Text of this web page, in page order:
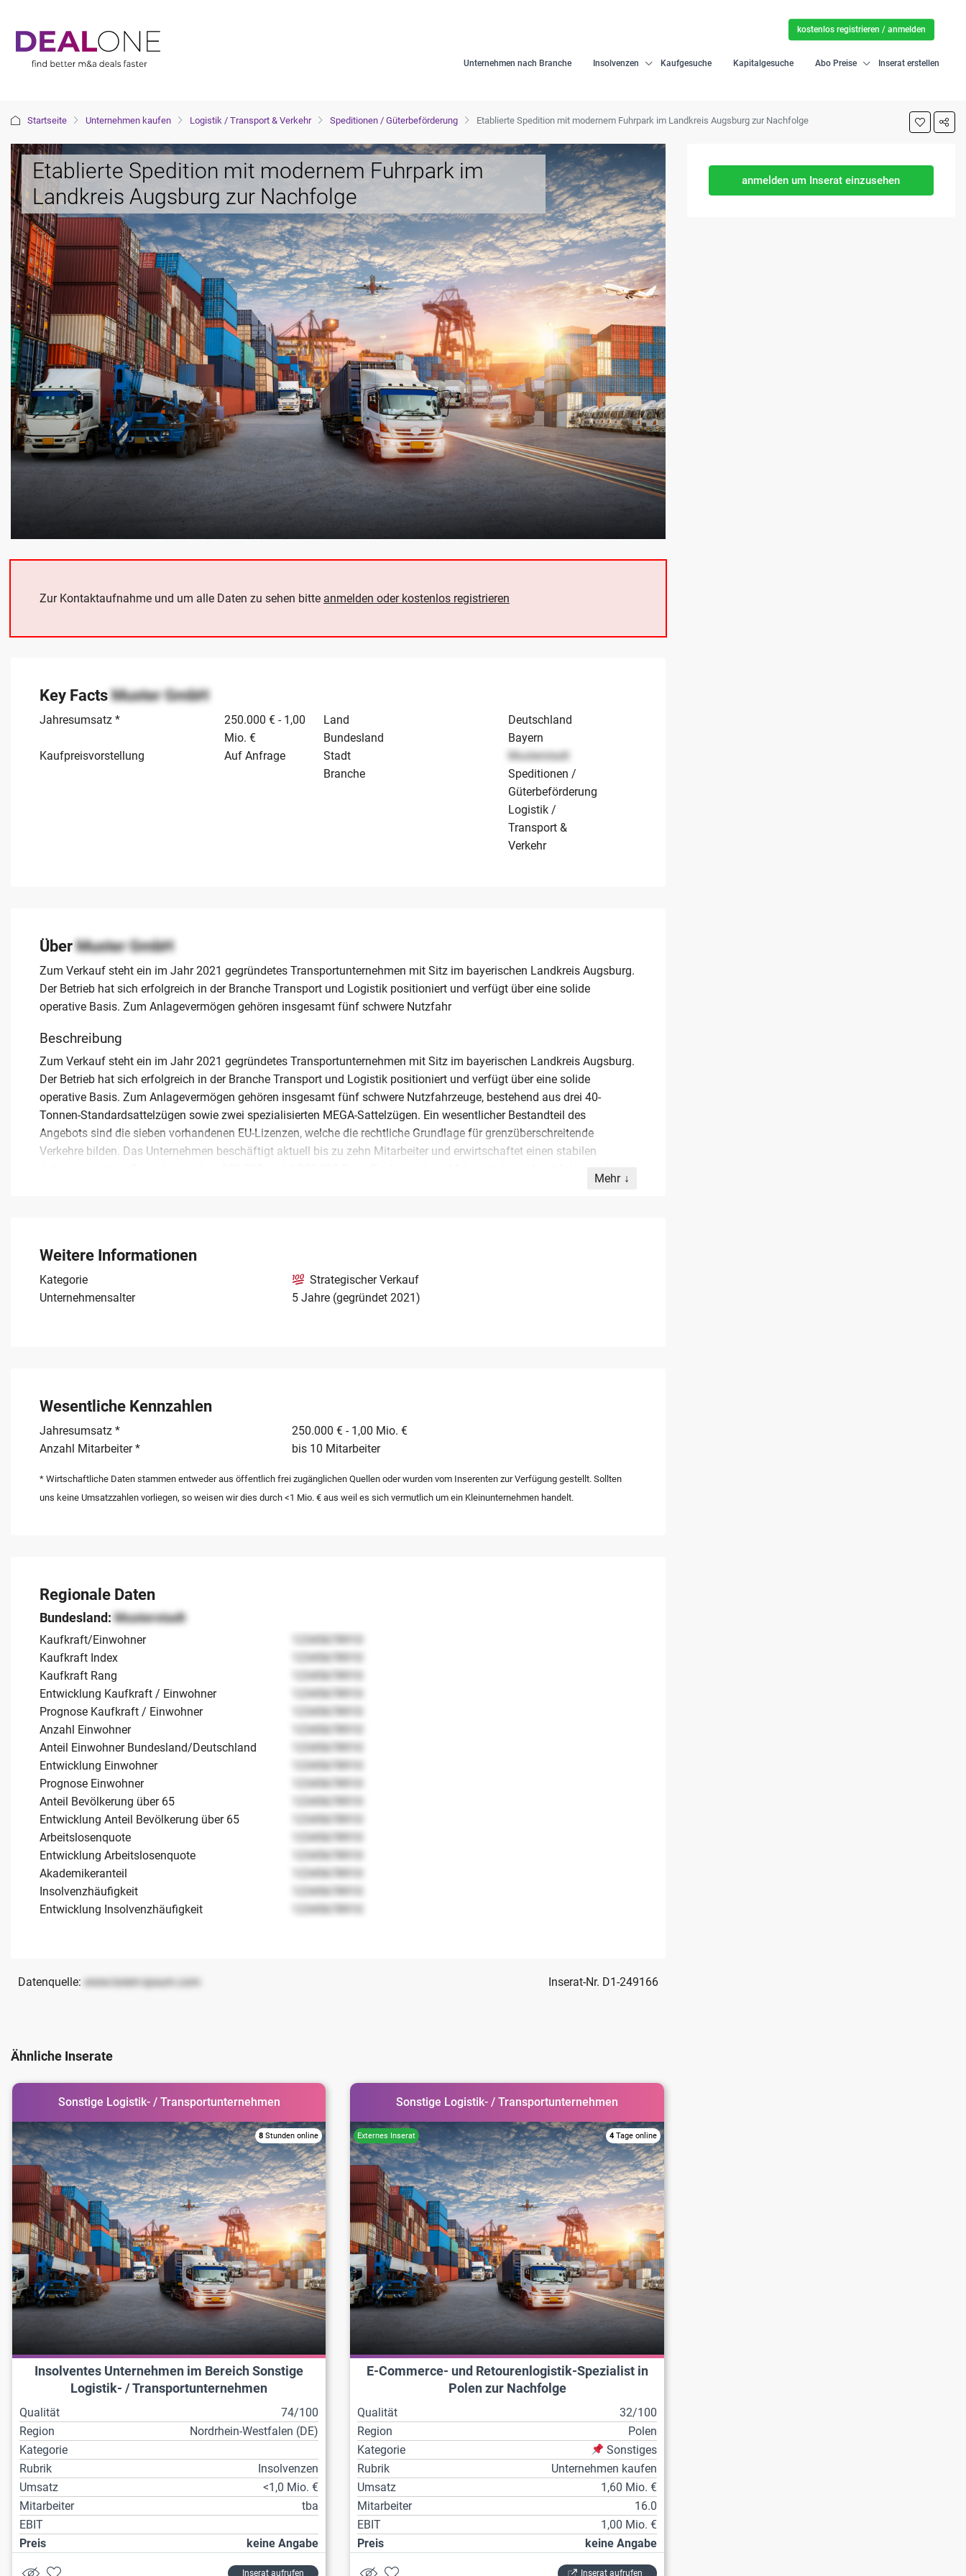
Unternehmen nach Branche Insolvenzen Kaufgesuche Kapitalgesuche Abo Preise Inserat erstellen
kostenlos registrieren / anmelden
Startseite Unternehmen kaufen Logistik / Transport & Verkehr Speditionen / Güterbeförderung Etablierte Spedition mit modernem Fuhrpark im Landkreis Augsburg zur Nachfolge
Etablierte Spedition mit modernem Fuhrpark im
Landkreis Augsburg zur Nachfolge
Zur Kontaktaufnahme und um alle Daten zu sehen bitte anmelden oder kostenlos registrieren
Key FactsMuster GmbH
Jahresumsatz *
250.000 € - 1,00
Mio. €
Kaufpreisvorstellung
Auf Anfrage
Land
Deutschland
Bundesland
Bayern
Stadt
Musterstadt
Branche
Speditionen /
Güterbeförderung
Logistik /
Transport &
Verkehr
ÜberMuster GmbH
Zum Verkauf steht ein im Jahr 2021 gegründetes Transportunternehmen mit Sitz im bayerischen Landkreis Augsburg.
Der Betrieb hat sich erfolgreich in der Branche Transport und Logistik positioniert und verfügt über eine solide
operative Basis. Zum Anlagevermögen gehören insgesamt fünf schwere Nutzfahr
Beschreibung
Zum Verkauf steht ein im Jahr 2021 gegründetes Transportunternehmen mit Sitz im bayerischen Landkreis Augsburg.
Der Betrieb hat sich erfolgreich in der Branche Transport und Logistik positioniert und verfügt über eine solide
operative Basis. Zum Anlagevermögen gehören insgesamt fünf schwere Nutzfahrzeuge, bestehend aus drei 40-
Tonnen-Standardsattelzügen sowie zwei spezialisierten MEGA-Sattelzügen. Ein wesentlicher Bestandteil des
Angebots sind die sieben vorhandenen EU-Lizenzen, welche die rechtliche Grundlage für grenzüberschreitende
Verkehre bilden. Das Unternehmen beschäftigt aktuell bis zu zehn Mitarbeiter und erwirtschaftet einen stabilen
liegt in der bestehenden Kundenstruktur: Es bestehen feste Geschäftsbeziehungen zu zwei Hauptkunden, für die
richtet sich an strategische Investoren oder Existenzgründer, die von einem eingespielten Fuhrpark und stabilen
Auftragsverhältnissen in der Region Bayern profitieren möchten.
Mehr
Weitere Informationen
Kategorie
Strategischer Verkauf
Unternehmensalter
5 Jahre (gegründet 2021)
Wesentliche Kennzahlen
Jahresumsatz *
250.000 € - 1,00 Mio. €
Anzahl Mitarbeiter *
bis 10 Mitarbeiter
* Wirtschaftliche Daten stammen entweder aus öffentlich frei zugänglichen Quellen oder wurden vom Inserenten zur Verfügung gestellt. Sollten
uns keine Umsatzzahlen vorliegen, so weisen wir dies durch <1 Mio. € aus weil es sich vermutlich um ein Kleinunternehmen handelt.
Regionale Daten
Bundesland: Musterstadt
Kaufkraft/Einwohner
12345678910
Kaufkraft Index
12345678910
Kaufkraft Rang
12345678910
Entwicklung Kaufkraft / Einwohner
12345678910
Prognose Kaufkraft / Einwohner
12345678910
Anzahl Einwohner
12345678910
Anteil Einwohner Bundesland/Deutschland
12345678910
Entwicklung Einwohner
12345678910
Prognose Einwohner
12345678910
Anteil Bevölkerung über 65
12345678910
Entwicklung Anteil Bevölkerung über 65
12345678910
Arbeitslosenquote
12345678910
Entwicklung Arbeitslosenquote
12345678910
Akademikeranteil
12345678910
Insolvenzhäufigkeit
12345678910
Entwicklung Insolvenzhäufigkeit
12345678910
Datenquelle: www.lorem-ipsum.com Inserat-Nr. D1-249166
Ähnliche Inserate
Sonstige Logistik- / Transportunternehmen
8 Stunden online
Insolventes Unternehmen im Bereich Sonstige
Logistik- / Transportunternehmen
Qualität
74/100
Region
Nordrhein-Westfalen (DE)
Kategorie
Rubrik
Insolvenzen
Umsatz
<1,0 Mio. €
Mitarbeiter
tba
EBIT
Preis
keine Angabe
Inserat aufrufen
Sonstige Logistik- / Transportunternehmen
4Tage online
E-Commerce- und Retourenlogistik-Spezialist in
Polen zur Nachfolge
Qualität
32/100
Region
Polen
Kategorie
Sonstiges
Rubrik
Unternehmen kaufen
Umsatz
1,60 Mio. €
Mitarbeiter
16.0
EBIT
1,00 Mio. €
Preis
keine Angabe
Inserat aufrufen
anmelden um Inserat einzusehen